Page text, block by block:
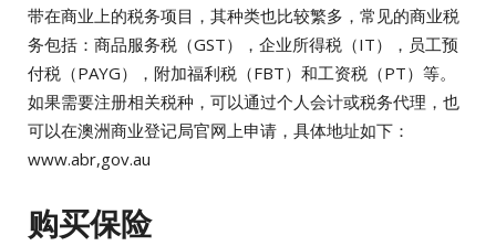
带在商业上的税务项目，其种类也比较繁多，常见的商业税
务包括：商品服务税（GST），企业所得税（IT），员工预
付税（PAYG），附加福利税（FBT）和工资税（PT）等。
如果需要注册相关税种，可以通过个人会计或税务代理，也
可以在澳洲商业登记局官网上申请，具体地址如下：
www.abr,gov.au
购买保险